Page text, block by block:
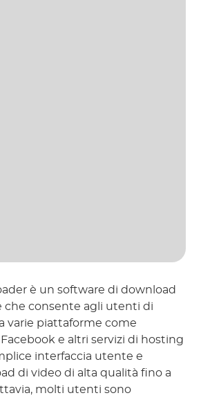
è un software di download
che consente agli utenti di
varie piattaforme come
Facebook e altri servizi di hosting
interfaccia utente e
di video di alta qualità fino a
molti utenti sono